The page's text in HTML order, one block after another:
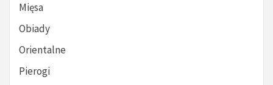
Mięsa
Obiady
Orientalne
Pierogi